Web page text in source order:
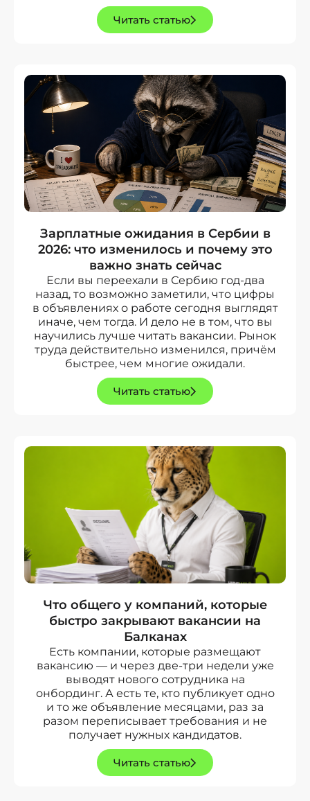
Читать статью
Зарплатные ожидания в Сербии в
2026: что изменилось и почему это
важно знать сейчас
Если вы переехали в Сербию год-два
назад, то возможно заметили, что цифры
в объявлениях о работе сегодня выглядят
иначе, чем тогда. И дело не в том, что вы
научились лучше читать вакансии. Рынок
труда действительно изменился, причём
быстрее, чем многие ожидали.
Читать статью
Что общего у компаний, которые
быстро закрывают вакансии на
Балканах
Есть компании, которые размещают
вакансию — и через две-три недели уже
выводят нового сотрудника на
онбординг. А есть те, кто публикует одно
и то же объявление месяцами, раз за
разом переписывает требования и не
получает нужных кандидатов.
Читать статью